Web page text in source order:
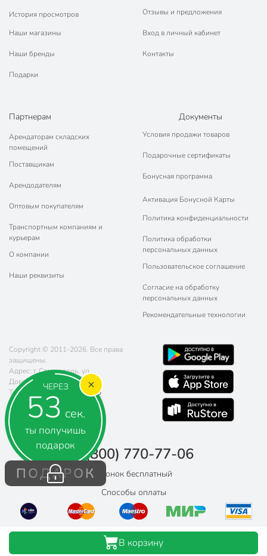
ЧЕРЕЗ
53 сек.
ты получишь
подарок
ПОДАРОК
История просмотров
Наши магазины
Наши бренды
Подарки
Отзывы и предложения
Вход в личный кабинет
Контакты
Партнерам
Арендаторам складских
помещений
Поставщикам
Арендодателям
Оптовым покупателям
Транспортным компаниям и
курьерам
О компании
Наши реквизиты
Документы
Условия продажи товаров
Подарочные сертификаты
Бонусная программа
Активация Бонусной Карты
Политика конфиденциальности
Политика обработки
персональных данных
Пользовательское соглашение
Согласие на обработку
персональных данных
Рекомендательные технологии
Copyright © 2011-2026. Все права
защищены.
Адрес: г. Ставрополь, ул.
Доваторцев, д. 61
Телефон:
8 (800) 770-77-06
Почта:sales@poryadok.ru
8 (800) 770-77-06
Звонок бесплатный
Способы оплаты
В корзину